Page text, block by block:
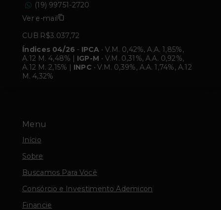
Menu
Início
Sobre
Buscamos Para Você
Consórcio e Investimento Ademicon
Financie
(19) 99751-2720
Ver e-mail
CUB R$3.037,72
Índices 04/26 - IPCA • V.M. 0,42%, A.A. 1,85%,
A.12 M. 4,48% | IGP-M • V.M. 0,31%, A.A. 0,92%,
A.12 M. 2,15% | INPC • V.M. 0,39%, A.A. 1,74%, A.12
M. 4,32%